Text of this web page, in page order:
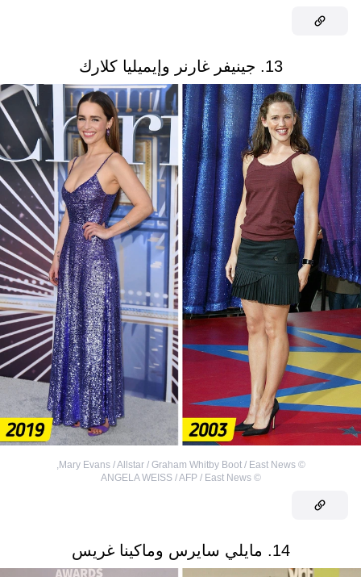
13. جينيفر غارنر وإيميليا كلارك
©
Mary Evans / Allstar / Graham Whitby Boot / East News
,
©
ANGELA WEISS / AFP / East News
14. مايلي سايرس وماكينا غريس